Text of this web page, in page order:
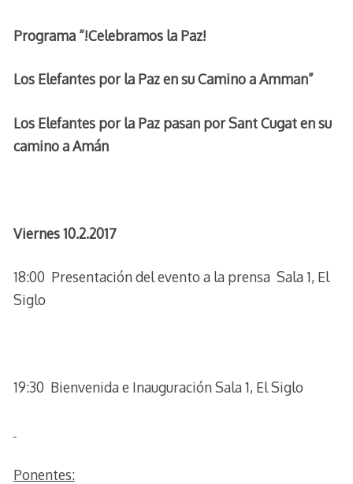
Programa “!Celebramos la Paz!
Los Elefantes por la Paz en su Camino a Amman”
Los Elefantes por la Paz pasan por Sant Cugat en su
camino a Amán
Viernes 10.2.2017
18:00 Presentación del evento a la prensa Sala 1, El
Siglo
19:30 Bienvenida e Inauguración Sala 1, El Siglo
Ponentes: